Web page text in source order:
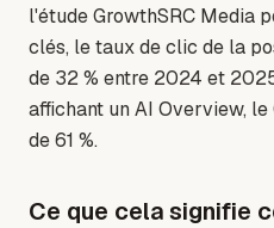
l'étude GrowthSRC Media
clés, le taux de clic de la
de 32 % entre 2024 et
affichant un AI Overview,
de 61 %.
Ce que cela signifie